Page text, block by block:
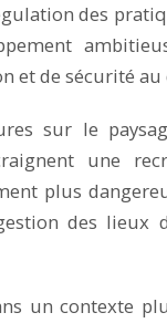
des
et de sécurité
sur le
une
plus
des lieux
un contexte